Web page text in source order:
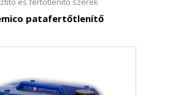
patafertőtlenítő